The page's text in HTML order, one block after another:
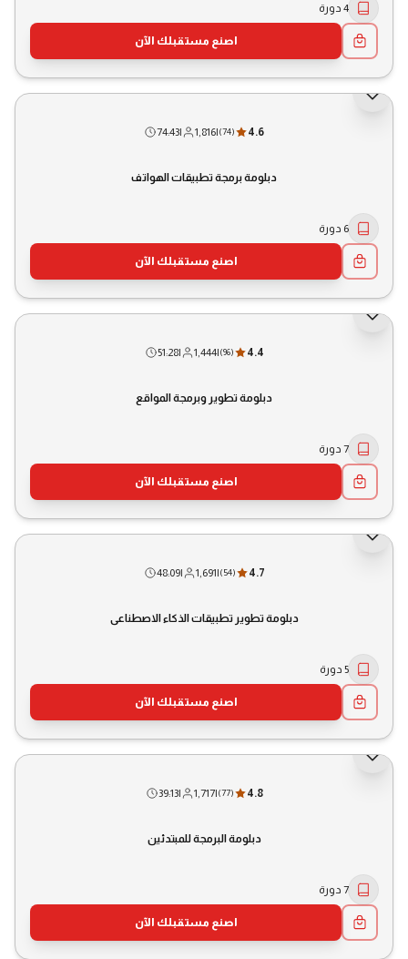
4 دورة
اصنع مستقبلك الآن
4.6
(74)
|
1,816
|
74:43
دبلومة برمجة تطبيقات الهواتف
6 دورة
اصنع مستقبلك الآن
4.4
(96)
|
1,444
|
51:28
دبلومة تطوير وبرمجة المواقع
7 دورة
اصنع مستقبلك الآن
4.7
(54)
|
1,691
|
48:09
دبلومة تطوير تطبيقات الذكاء الاصطناعي
5 دورة
اصنع مستقبلك الآن
4.8
(77)
|
1,717
|
39:13
دبلومة البرمجة للمبتدئين
7 دورة
اصنع مستقبلك الآن